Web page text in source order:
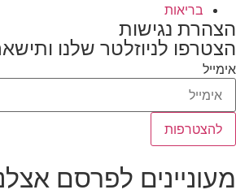
בריאות
הצהרת נגישות
הצטרפו לניוזלטר שלנו
אימייל
להצטרפות
מעוניינים לפרסם